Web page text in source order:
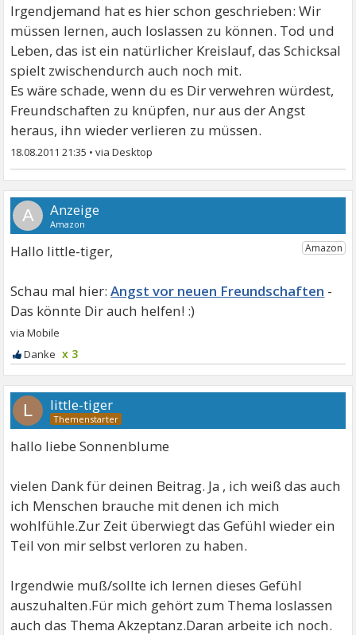
Irgendjemand hat es hier schon geschrieben: Wir
müssen lernen, auch loslassen zu können. Tod und
Leben, das ist ein natürlicher Kreislauf, das Schicksal
spielt zwischendurch auch noch mit.
Es wäre schade, wenn du es Dir verwehren würdest,
Freundschaften zu knüpfen, nur aus der Angst
heraus, ihn wieder verlieren zu müssen.
18.08.2011 21:35 •
A
Hallo little-tiger,
Angst vor neuen Freundschaften
x 3
L little-tiger
hallo liebe Sonnenblume
vielen Dank für deinen Beitrag. Ja , ich weiß das auch
ich Menschen brauche mit denen ich mich
wohlfühle.Zur Zeit überwiegt das Gefühl wieder ein
Teil von mir selbst verloren zu haben.
Irgendwie muß/sollte ich lernen dieses Gefühl
auszuhalten.Für mich gehört zum Thema loslassen
auch das Thema Akzeptanz.Daran arbeite ich noch.